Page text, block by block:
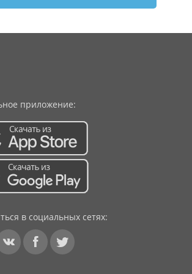
приложение:
в социальных сетях: